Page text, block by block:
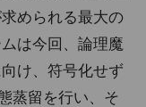
められる最大の
は今回、論理魔
け、符号化せず
蒸留を行い、そ